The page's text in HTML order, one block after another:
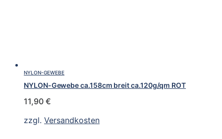
NYLON-GEWEBE
NYLON-Gewebe ca.158cm breit ca.120g/qm ROT
11,90 €
zzgl. Versandkosten